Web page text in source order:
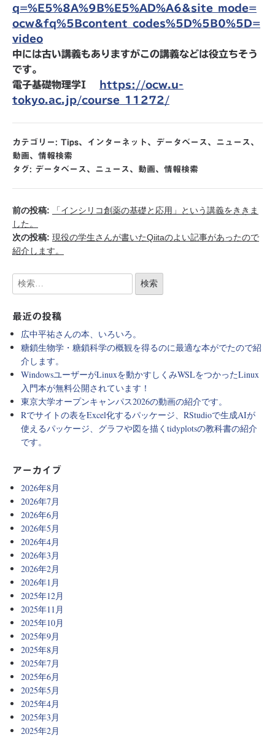
q=%E5%8A%9B%E5%AD%A6&site_mode=
ocw&fq%5Bcontent_codes%5D%5B0%5D=
video
中には古い講義もありますがこの講義などは役立ちそう
です。
電子基礎物理学I
https://ocw.u-
tokyo.ac.jp/course_11272/
カテゴリー: Tips、 インターネット 、 データベース 、 ニュース 、
動画、 情報検索
タグ: データベース 、 ニュース 、 動画、 情報検索
前の投稿:
「インシリコ創薬の基礎と応用」という講義をききま
した。
次の投稿: 現役の学生さんが書いたQiitaのよい記事があったので
紹介します。
最近の投稿
広中平祐さんの本、いろいろ。
糖鎖生物学・糖鎖科学の概観を得るのに最適な本がでたので紹
介します。
WindowsユーザーがLinuxを動かすしくみWSLをつかったLinux
入門本が無料公開されています！
東京大学オープンキャンパス2026の動画の紹介です。
Rでサイトの表をExcel化するパッケージ、RStudioで生成AIが
使えるパッケージ、グラフや図を描くtidyplotsの教科書の紹介
です。
アーカイブ
2026年8月
2026年7月
2026年6月
2026年5月
2026年4月
2026年3月
2026年2月
2026年1月
2025年12月
2025年11月
2025年10月
2025年9月
2025年8月
2025年7月
2025年6月
2025年5月
2025年4月
2025年3月
2025年2月